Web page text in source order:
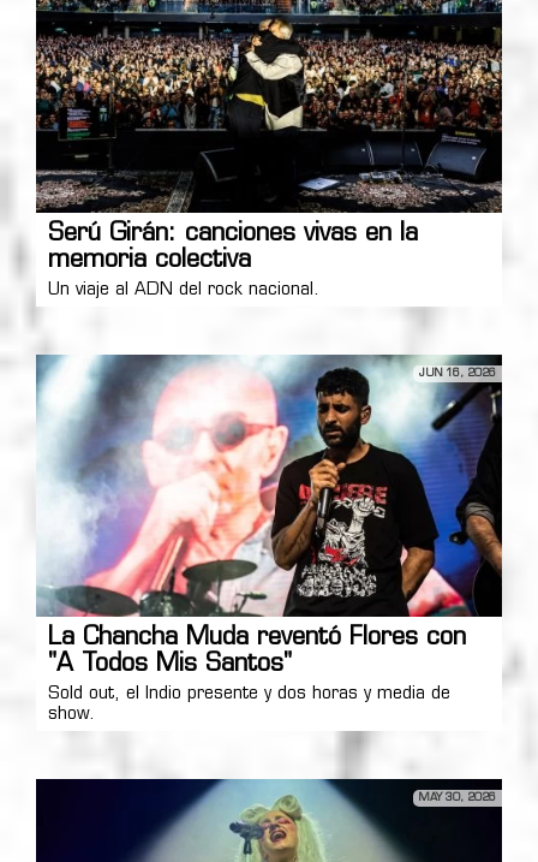
Serú Girán: canciones vivas en la
memoria colectiva
Un viaje al ADN del rock nacional.
JUN 16, 2026
La Chancha Muda reventó Flores con
"A Todos Mis Santos"
Sold out, el Indio presente y dos horas y media de
show.
MAY 30, 2026